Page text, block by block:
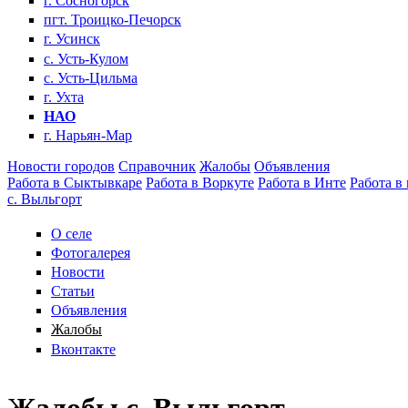
пгт. Троицко-Печорск
г. Усинск
с. Усть-Кулом
с. Усть-Цильма
г. Ухта
НАО
г. Нарьян-Мар
Новости городов Справочник Жалобы Объявления
Работа в Сыктывкаре Работа в Воркуте Работа в Инте Работа в
с. Выльгорт
О селе
Фотогалерея
Новости
Статьи
Объявления
Жалобы
Вконтакте